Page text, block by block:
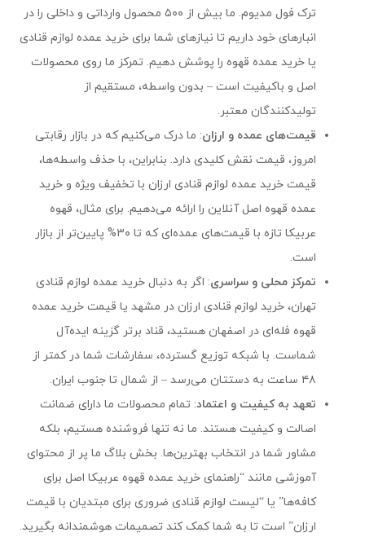
ترک فول مدیوم. ما بیش از ۵۰۰ محصول وارداتی و داخلی را در
انبارهای خود داریم تا نیازهای شما برای خرید عمده لوازم قنادی
یا خرید عمده قهوه را پوشش دهیم. تمرکز ما روی محصولات
اصل و باکیفیت است – بدون واسطه، مستقیم از
تولیدکنندگان معتبر.
قیمت‌های عمده و ارزان: ما درک می‌کنیم که در بازار رقابتی
امروز، قیمت نقش کلیدی دارد. بنابراین، با حذف واسطه‌ها،
قیمت خرید عمده لوازم قنادی ارزان با تخفیف ویژه و خرید
عمده قهوه اصل آنلاین را ارائه می‌دهیم. برای مثال، قهوه
عربیکا تازه با قیمت‌های عمده‌ای که تا ۳۰% پایین‌تر از بازار
است.
تمرکز محلی و سراسری: اگر به دنبال خرید عمده لوازم قنادی
تهران، خرید لوازم قنادی ارزان در مشهد یا قیمت خرید عمده
قهوه فله‌ای در اصفهان هستید، قناد برتر گزینه ایده‌آل
شماست. با شبکه توزیع گسترده، سفارشات شما در کمتر از
۴۸ ساعت به دستتان می‌رسد – از شمال تا جنوب ایران.
تعهد به کیفیت و اعتماد: تمام محصولات ما دارای ضمانت
اصالت و کیفیت هستند. ما نه تنها فروشنده هستیم، بلکه
مشاور شما در انتخاب بهترین‌ها. بخش بلاگ ما پر از محتوای
آموزشی مانند “راهنمای خرید عمده قهوه عربیکا اصل برای
کافه‌ها” یا “لیست لوازم قنادی ضروری برای مبتدیان با قیمت
ارزان” است تا به شما کمک کند تصمیمات هوشمندانه بگیرید.